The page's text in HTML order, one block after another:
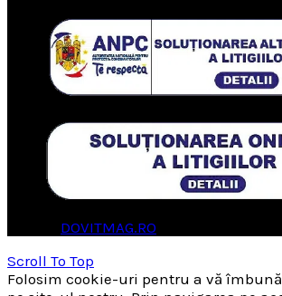
DOVITMAG.RO
Scroll To Top
Folosim cookie-uri pentru a vă